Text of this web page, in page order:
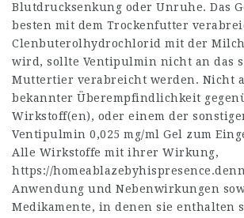
Blutdrucksenkung oder Unruhe. Das
besten mit dem Trockenfutter
Clenbuterolhydrochlorid mit der Milch
wird, sollte Ventipulmin nicht an das
Muttertier verabreicht werden. Nicht
bekannter Überempfindlichkeit
Wirkstoff(en), oder einem der
Ventipulmin 0,025 mg/ml Gel zum
Alle Wirkstoffe mit ihrer Wirkung,
https://
Anwendung und Nebenwirkungen
Medikamente, in denen sie enthalten